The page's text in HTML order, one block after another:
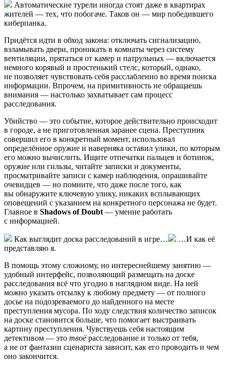
Автоматические турели иногда стоят даже в квартирах
жителей — тех, что побогаче. Таков он — мир победившего
киберпанка.
Придётся идти в обход закона: отключать сигнализацию,
взламывать двери, проникать в комнаты через систему
вентиляции, прятаться от камер и патрульных — включается
немного корявый и простенький стелс, который, однако,
не позволяет чувствовать себя расслабленно во время поиска
информации. Впрочем, на примитивность не обращаешь
внимания — настолько захватывает сам процесс
расследования.
Убийство — это событие, которое действительно происходит
в городе, а не приготовленная заранее сцена. Преступник
совершил его в конкретный момент, использовал
определённое оружие и наверняка оставил улики, по которым
его можно вычислить. Ищите отпечатки пальцев и ботинок,
оружие или гильзы, читайте записки и документы,
просматривайте записи с камер наблюдения, опрашивайте
очевидцев — но помните, что даже после того, как
вы обнаружите ключевую улику, никаких всплывающих
оповещений с указанием на конкретного персонажа не будет.
Главное в Shadows of Doubt— умение работать
с информацией.
Как выглядит доска расследований в игре…
…И как её
представляю я.
В помощь этому сложному, но интереснейшему занятию —
удобный интерфейс, позволяющий размещать на доске
расследования всё что угодно в наглядном виде. На ней
можно указать отсылку к любому предмету — от полного
досье на подозреваемого до найденного на месте
преступления мусора. По ходу следствия количество записок
на доске становится больше, что помогает выстраивать
картину преступления. Чувствуешь себя настоящим
детективом — это твоёрасследование и только от тебя,
а не от фантазии сценариста зависит, как его проводить и чем
оно закончится.